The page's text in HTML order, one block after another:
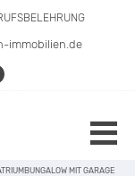
immobilien.de
MIT GARAGE